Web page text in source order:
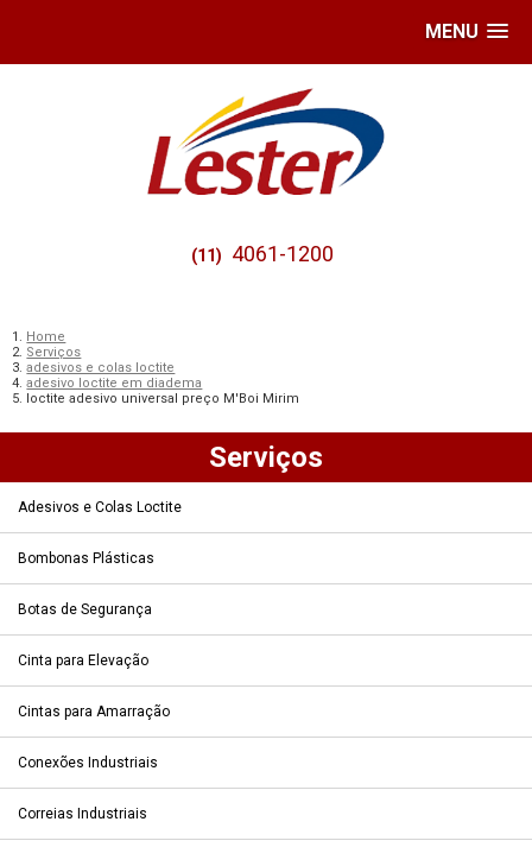
MENU
(11) 4061-1200
Home
Serviços
adesivos e colas loctite
adesivo loctite em diadema
loctite adesivo universal preço M'Boi Mirim
Serviços
Adesivos e Colas Loctite
Bombonas Plásticas
Botas de Segurança
Cinta para Elevação
Cintas para Amarração
Conexões Industriais
Correias Industriais